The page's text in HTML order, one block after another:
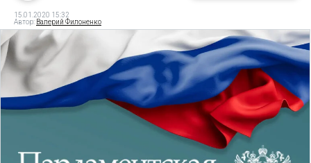
15.01.2020 15:32
Автор: Валерий Филоненко